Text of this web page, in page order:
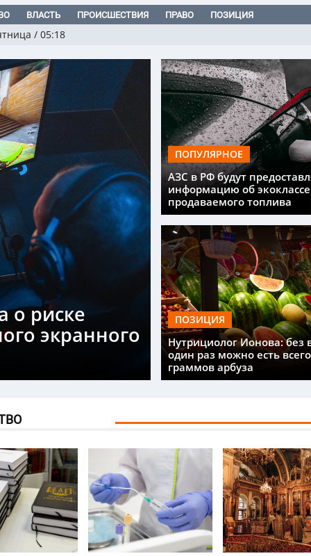
ВЛАСТЬ ПРОИСШЕСТВИЯ ПРАВО ПОЗИЦИЯ
/ 05:18
о риске
экранного
ПОПУЛЯРНОЕ
АЗС в РФ будут
информацию об экоклассе
продаваемого топлива
ПОЗИЦИЯ
Нутрициолог Ионова: без
один раз можно есть
граммов арбуза